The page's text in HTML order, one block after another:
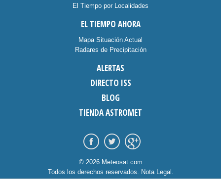
El Tiempo por Localidades
EL TIEMPO AHORA
Mapa Situación Actual
Radares de Precipitación
ALERTAS
DIRECTO ISS
BLOG
TIENDA ASTROMET
© 2026 Meteosat.com
Todos los derechos reservados. Nota Legal .